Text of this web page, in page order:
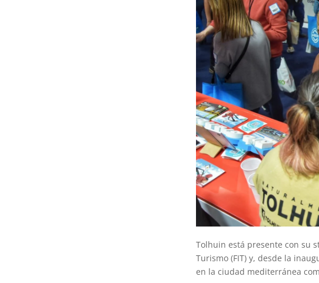
Tolhuin está presente con su
Turismo (FIT) y, desde la
en la ciudad mediterránea